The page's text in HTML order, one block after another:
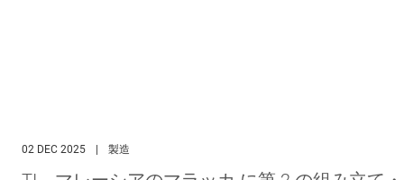
02 DEC 2025 | 製造